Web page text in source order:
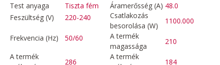
Test anyaga Tiszta fém Áramerősség (A) 48.0
Feszültség (V)
220-240
Csatlakozás
besorolása (W)
1100.000
Frekvencia (Hz)
50/60
A termék
magassága
210
A termék
286
A termék
184